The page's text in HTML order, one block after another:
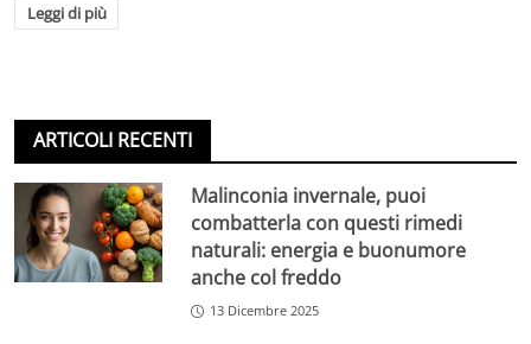
Leggi di più
ARTICOLI RECENTI
Malinconia invernale, puoi
combatterla con questi rimedi
naturali: energia e buonumore
anche col freddo
13 Dicembre 2025